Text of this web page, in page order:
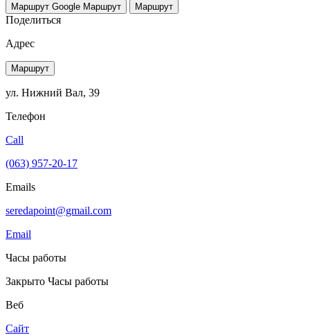
Маршрут Google Маршрут Маршрут
Поделиться
Адрес
Маршрут
ул. Нижний Вал, 39
Телефон
Call
(063) 957-20-17
Emails
seredapoint@gmail.com
Email
Часы работы
Закрыто Часы работы
Веб
Сайт